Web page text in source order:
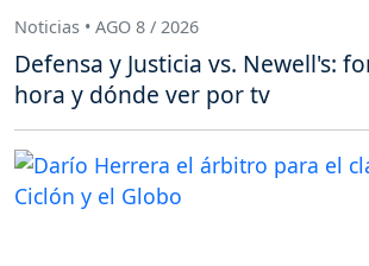
Noticias • AGO 8 / 2026
Defensa y Justicia vs. Newell's:
hora y dónde ver por tv